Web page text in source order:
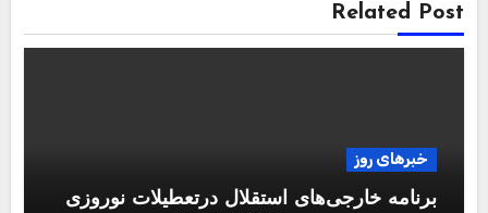
Related Post
خبرهای روز
برنامه خارجی‌های استقلال درتعطیلات نوروزی